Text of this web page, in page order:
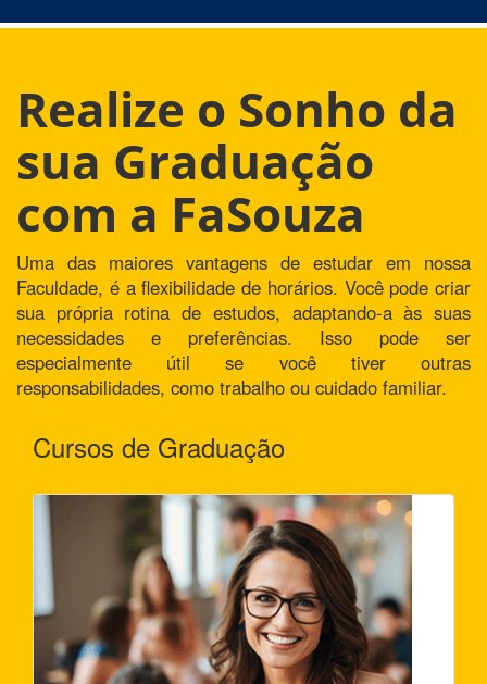
Realize o Sonho da
sua Graduação
com a FaSouza
Uma das maiores vantagens de estudar em nossa
Faculdade, é a flexibilidade de horários. Você pode criar
sua própria rotina de estudos, adaptando-a às suas
necessidades e preferências. Isso pode ser
especialmente útil se você tiver outras
responsabilidades, como trabalho ou cuidado familiar.
Cursos de Graduação